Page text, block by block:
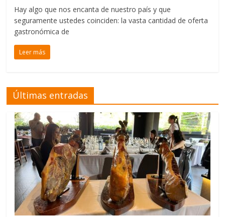
Hay algo que nos encanta de nuestro país y que
seguramente ustedes coinciden: la vasta cantidad de oferta
gastronómica de
Leer más
Últimas entradas